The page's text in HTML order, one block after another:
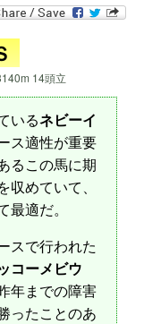
14頭立
いるネビーイ
ス適性が重要
るこの馬に期
めていて、
適だ。
スで行われた
コーメビウ
年までの障害
ったことのあ